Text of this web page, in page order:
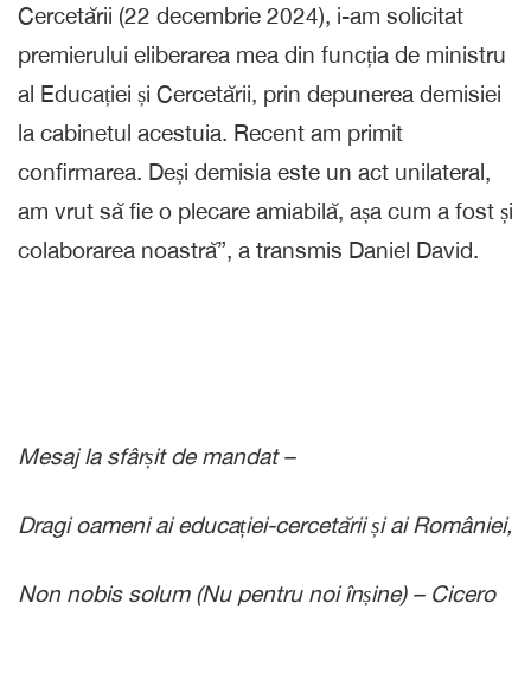
Cercetării (22 decembrie 2024), i-am solicitat
premierului eliberarea mea din funcția de ministru
al Educației și Cercetării, prin depunerea demisiei
la cabinetul acestuia. Recent am primit
confirmarea. Deși demisia este un act unilateral,
am vrut să fie o plecare amiabilă, așa cum a fost și
colaborarea noastră”, a transmis Daniel David.
Mesaj la sfârșit de mandat –
Dragi oameni ai educației-cercetării și ai României,
Non nobis solum (Nu pentru noi înșine) – Cicero